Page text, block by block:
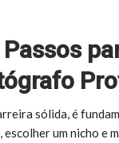
sólida, é
escolher um nicho e